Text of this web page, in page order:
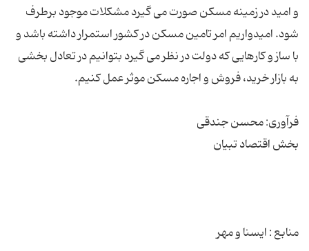
و امید در زمینه مسکن صورت می گیرد مشکلات موجود برطرف
شود. امیدواریم امر تامین مسکن در کشور استمرار داشته باشد و
با ساز و کارهایی که دولت در نظر می گیرد بتوانیم در تعادل بخشی
منابع : ایسنا و مهر